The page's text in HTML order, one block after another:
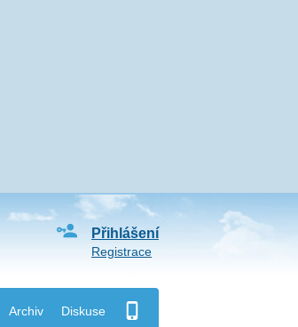
Archiv Diskuse
Přihlášení
Registrace